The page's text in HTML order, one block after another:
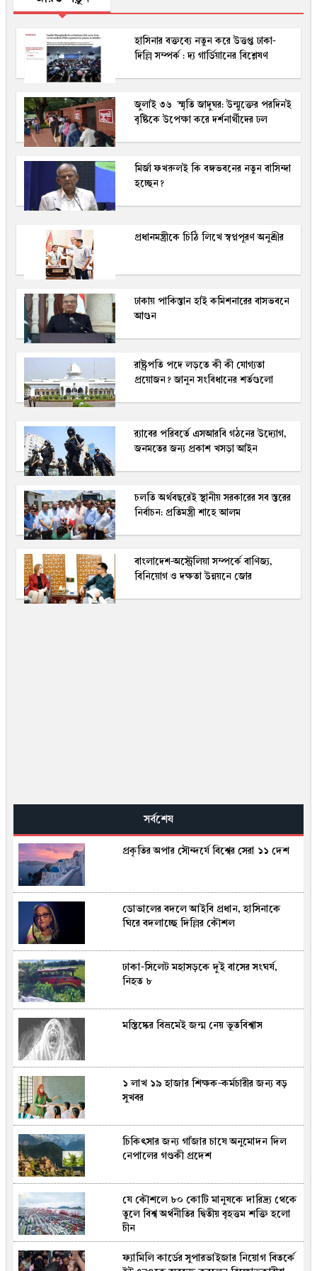
হাসিনার বক্তব্যে নতুন করে উত্তপ্ত ঢাকা-
দিল্লি সম্পর্ক : দ্য গার্ডিয়ানের বিশ্লেষণ
জুলাই ৩৬ স্মৃতি জাদুঘর: উন্মুক্তের পরদিনই
বৃষ্টিকে উপেক্ষা করে দর্শনার্থীদের ঢল
মির্জা ফখরুলই কি বঙ্গভবনের নতুন বাসিন্দা
হচ্ছেন?
প্রধানমন্ত্রীকে চিঠি লিখে স্বপ্নপূরণ অনুশ্রীর
ঢাকায় পাকিস্তান হাই কমিশনারের বাসভবনে
আগুন
রাষ্ট্রপতি পদে লড়তে কী কী যোগ্যতা
প্রয়োজন? জানুন সংবিধানের শর্তগুলো
র‍্যাবের পরিবর্তে এসআরবি গঠনের উদ্যোগ,
জনমতের জন্য প্রকাশ খসড়া আইন
চলতি অর্থবছরেই স্থানীয় সরকারের সব স্তরের
নির্বাচন: প্রতিমন্ত্রী শাহে আলম
বাংলাদেশ-অস্ট্রেলিয়া সম্পর্কে বাণিজ্য,
বিনিয়োগ ও দক্ষতা উন্নয়নে জোর
সর্বশেষ
প্রকৃতির অপার সৌন্দর্যে বিশ্বের সেরা ১১ দেশ
ডোভালের বদলে আইবি প্রধান, হাসিনাকে
ঘিরে বদলাচ্ছে দিল্লির কৌশল
ঢাকা-সিলেট মহাসড়কে দুই বাসের সংঘর্ষ,
নিহত ৮
মস্তিষ্কের বিভ্রমেই জন্ম নেয় ভূতবিশ্বাস
১ লাখ ১৯ হাজার শিক্ষক-কর্মচারীর জন্য বড়
সুখবর
চিকিৎসার জন্য গাঁজার চাষে অনুমোদন দিল
নেপালের গণ্ডকী প্রদেশ
যে কৌশলে ৮০ কোটি মানুষকে দারিদ্র্য থেকে
তুলে বিশ্ব অর্থনীতির দ্বিতীয় বৃহত্তম শক্তি হলো
চীন
ফ্যামিলি কার্ডের সুপারভাইজার নিয়োগ বিতর্কে